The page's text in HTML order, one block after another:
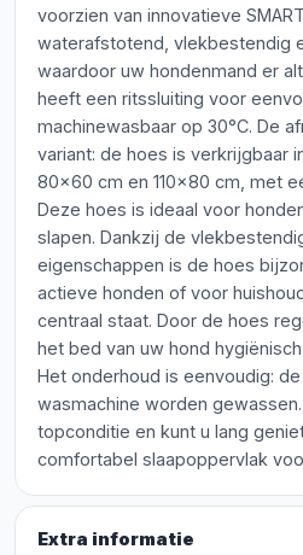
voorzien van innovatieve
waterafstotend, vlekbestendig
waardoor uw hondenmand er
heeft een ritssluiting voor
machinewasbaar op 30°C. De
variant: de hoes is verkrijgbaar
80x60 cm en 110x80 cm, met
Deze hoes is ideaal voor
slapen. Dankzij de
eigenschappen is de hoes
actieve honden of voor
centraal staat. Door de hoes
het bed van uw hond
Het onderhoud is eenvoudig:
wasmachine worden
topconditie en kunt u lang
comfortabel slaapoppervlak
Extra informatie